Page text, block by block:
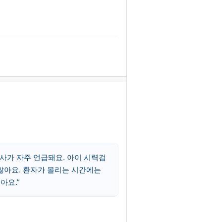
가 자주 언급돼요. 아이 시력검
아요. 환자가 몰리는 시간에는
요.